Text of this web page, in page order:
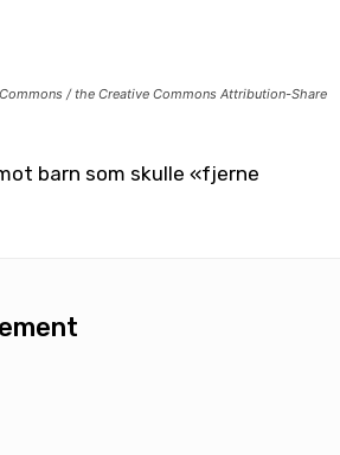
/ the Creative Commons Attribution-Share
barn som skulle «fjerne